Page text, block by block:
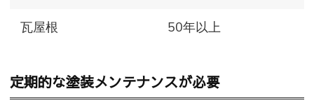
瓦屋根 50年以上
定期的な塗装メンテナンスが必要